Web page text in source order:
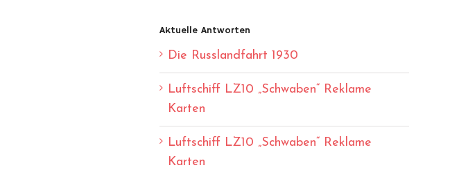
Aktuelle Antworten
Die Russlandfahrt 1930
Luftschiff LZ10 „Schwaben“ Reklame
Karten
Luftschiff LZ10 „Schwaben“ Reklame
Karten